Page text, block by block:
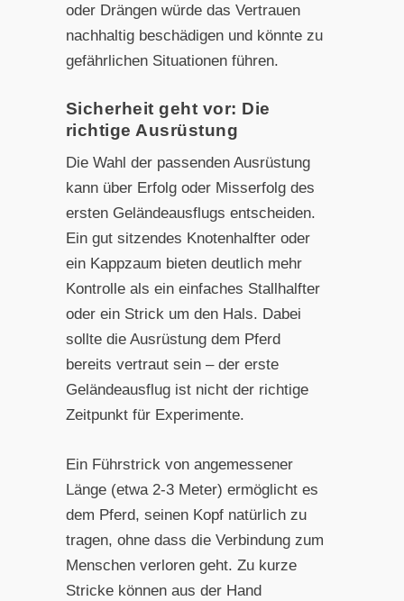
oder Drängen würde das Vertrauen
nachhaltig beschädigen und könnte zu
gefährlichen Situationen führen.
Sicherheit geht vor: Die
richtige Ausrüstung
Die Wahl der passenden Ausrüstung
kann über Erfolg oder Misserfolg des
ersten Geländeausflugs entscheiden.
Ein gut sitzendes Knotenhalfter oder
ein Kappzaum bieten deutlich mehr
Kontrolle als ein einfaches Stallhalfter
oder ein Strick um den Hals. Dabei
sollte die Ausrüstung dem Pferd
bereits vertraut sein – der erste
Geländeausflug ist nicht der richtige
Zeitpunkt für Experimente.
Ein Führstrick von angemessener
Länge (etwa 2-3 Meter) ermöglicht es
dem Pferd, seinen Kopf natürlich zu
tragen, ohne dass die Verbindung zum
Menschen verloren geht. Zu kurze
Stricke können aus der Hand